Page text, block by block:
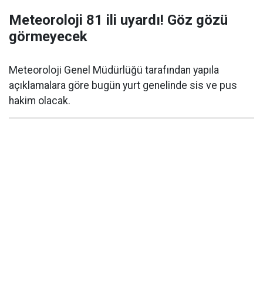
Meteoroloji 81 ili uyardı! Göz gözü
görmeyecek
Meteoroloji Genel Müdürlüğü tarafından yapıla
açıklamalara göre bugün yurt genelinde sis ve pus
hakim olacak.